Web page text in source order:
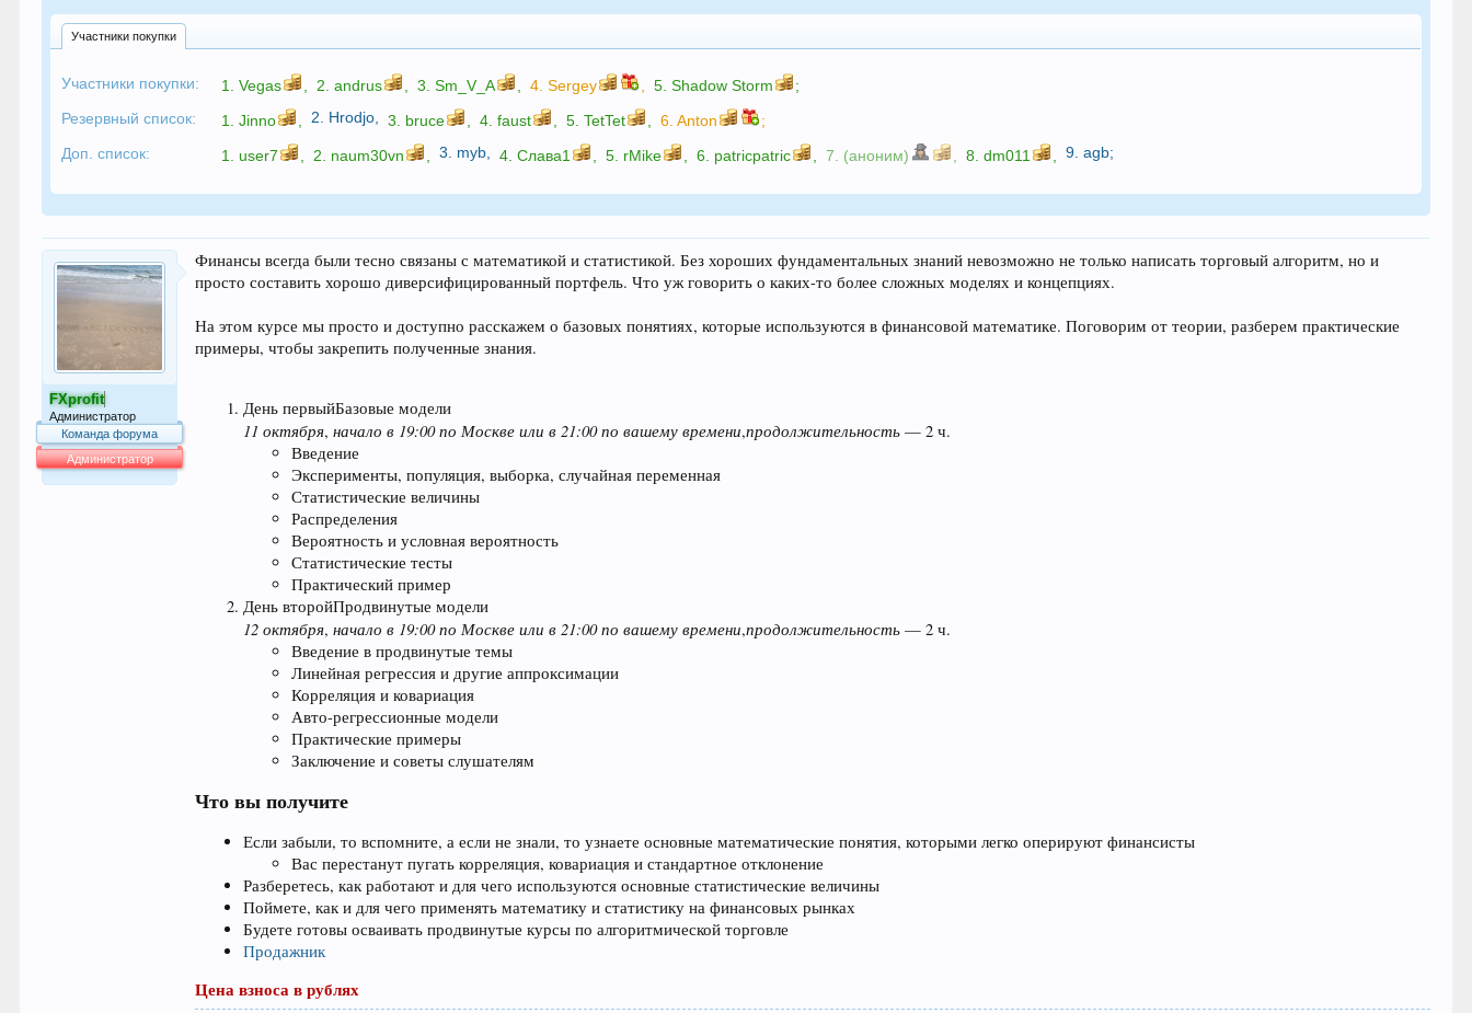
Участники покупки
Участники покупки: 1.Vegas 2.andrus 3.Sm_V_A 4.Sergey 5.Shadow Storm
;
Резервный список:
1.Jinno 2. Hrodjo 3. bruce 4.faust 5.TetTet 6.Anton
;
Доп. список:
1. user7 2. naum30vn 3. myb 4.Слава1 5. rMike 6. patricpatric 7. (аноним) 8.dm011 9.agb;
FXprofit
Администратор
Команда форума
Администратор
Финансы всегда были тесно связаны с математикой и статистикой. Без хороших фундаментальных знаний невозможно не только написать торговый алгоритм, но и
просто составить хорошо диверсифицированный портфель. Что уж говорить о каких-то более сложных моделях и концепциях.
На этом курсе мы просто и доступно расскажем о базовых понятиях, которые используются в финансовой математике. Поговорим от теории, разберем практические
примеры, чтобы закрепить полученные знания.
День первыйБазовые модели
11 октября, начало в 19:00 по Москве или в 21:00 по вашему времени,продолжительность — 2 ч.
Введение
Эксперименты, популяция, выборка, случайная переменная
Статистические величины
Распределения
Вероятность и условная вероятность
Статистические тесты
Практический пример
День второйПродвинутые модели
12 октября, начало в 19:00 по Москве или в 21:00 по вашему времени,продолжительность — 2 ч.
Введение в продвинутые темы
Линейная регрессия и другие аппроксимации
Корреляция и ковариация
Авто-регрессионные модели
Практические примеры
Заключение и советы слушателям
Что вы получите
Если забыли, то вспомните, а если не знали, то узнаете основные математические понятия, которыми легко оперируют финансисты
Вас перестанут пугать корреляция, ковариация и стандартное отклонение
Разберетесь, как работают и для чего используются основные статистические величины
Поймете, как и для чего применять математику и статистику на финансовых рынках
Будете готовы осваивать продвинутые курсы по алгоритмической торговле
Продажник
Цена взноса в рублях